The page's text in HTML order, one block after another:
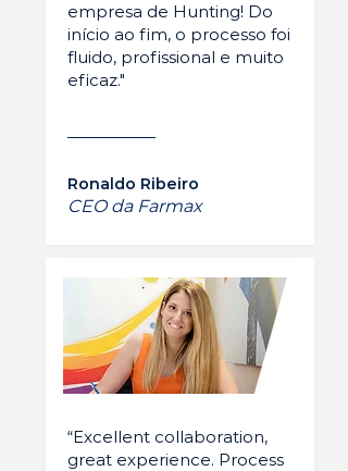
empresa de Hunting! Do
início ao fim, o processo foi
fluido, profissional e muito
eficaz."
Ronaldo Ribeiro
CEO da Farmax
“Excellent collaboration,
great experience. Process